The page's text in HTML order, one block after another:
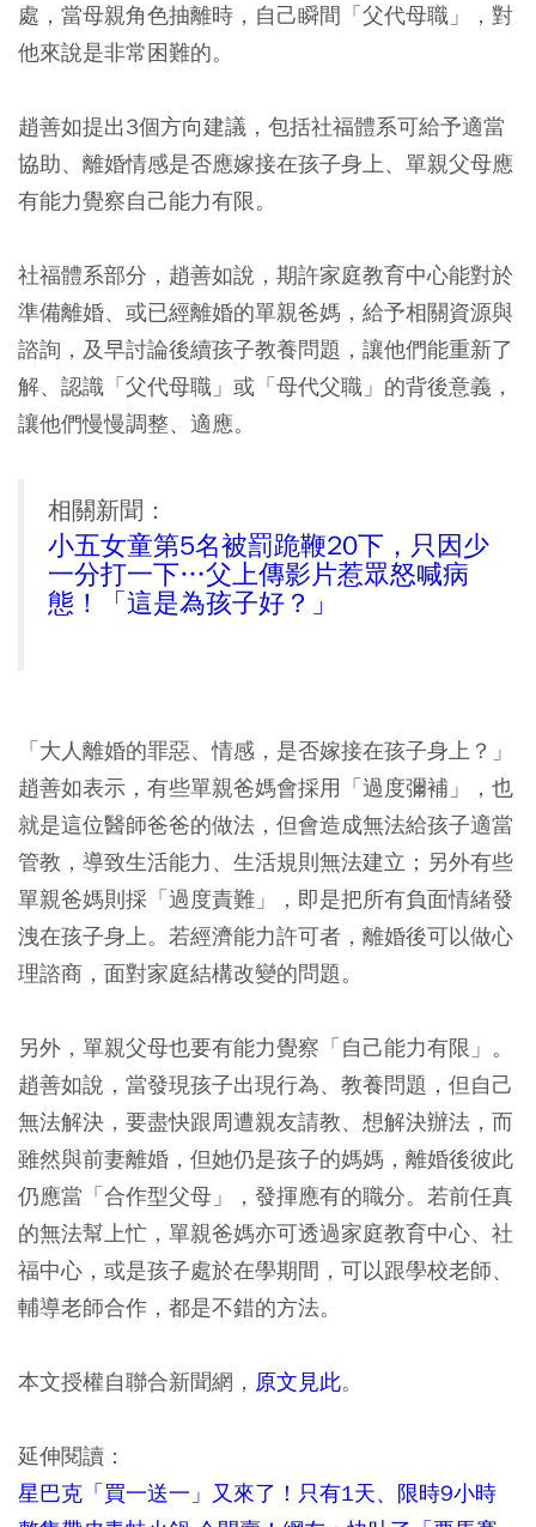
處，當母親角色抽離時，自己瞬間「父代母職」，對
他來說是非常困難的。
趙善如提出3個方向建議，包括社福體系可給予適當
協助、離婚情感是否應嫁接在孩子身上、單親父母應
有能力覺察自己能力有限。
社福體系部分，趙善如說，期許家庭教育中心能對於
準備離婚、或已經離婚的單親爸媽，給予相關資源與
諮詢，及早討論後續孩子教養問題，讓他們能重新了
解、認識「父代母職」或「母代父職」的背後意義，
讓他們慢慢調整、適應。
相關新聞：
小五女童第5名被罰跪鞭20下，只因少
一分打一下…父上傳影片惹眾怒喊病
態！「這是為孩子好？」
「大人離婚的罪惡、情感，是否嫁接在孩子身上？」
趙善如表示，有些單親爸媽會採用「過度彌補」，也
就是這位醫師爸爸的做法，但會造成無法給孩子適當
管教，導致生活能力、生活規則無法建立；另外有些
單親爸媽則採「過度責難」，即是把所有負面情緒發
洩在孩子身上。若經濟能力許可者，離婚後可以做心
理諮商，面對家庭結構改變的問題。
另外，單親父母也要有能力覺察「自己能力有限」。
趙善如說，當發現孩子出現行為、教養問題，但自己
無法解決，要盡快跟周遭親友請教、想解決辦法，而
雖然與前妻離婚，但她仍是孩子的媽媽，離婚後彼此
仍應當「合作型父母」，發揮應有的職分。若前任真
的無法幫上忙，單親爸媽亦可透過家庭教育中心、社
福中心，或是孩子處於在學期間，可以跟學校老師、
輔導老師合作，都是不錯的方法。
本文授權自聯合新聞網， 原文見此。
延伸閱讀：
星巴克「買一送一」又來了！只有1天、限時9小時